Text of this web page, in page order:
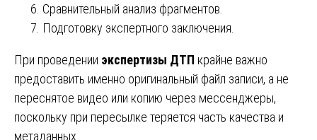
Сравнительный анализ фрагментов.
Подготовку экспертного заключения.
При проведении экспертизы ДТП крайне важно
предоставить именно оригинальный файл записи, а не
переснятое видео или копию через мессенджеры,
поскольку при пересылке теряется часть качества и
метаданных.